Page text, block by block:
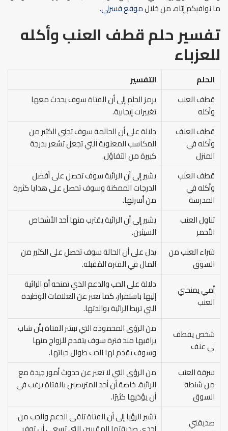
ما نوافيكم إيّاه، من خلالموقع فسرلي.
تفسير حلم قطف العنب وأكله
للعزباء
الحلم
التفسير
قطف العنب
وأكله
يرمز الحلم إلى أن الفتاة سوف يحدث معها
تغييرات إيجابية.
قطف العنف
وأكله في
المنزل
دلالة على أن الحالمة سوف تجني الكثير من
المكاسب المعنوية التي تجعل تشعر بدرجة
كبيرة من التفاؤل.
قطف العنب
وأكله في
المدرسة
يشير إلى أن الرائية سوف تحصل على أفضل
الدرجات الممكنة وسوف تحصل على هدايا كثيرة
من أسرتها.
تناول العنب
الأحمر
يشير إلى أن الرائية يقترب منها أحد الأشخاص
السيئين.
شراء العنب من
السوق
يدل على أن الحالة سوف تحصل على الكثير من
المال في الفترة المُقبلة.
أمي يمنحني
العنب
دلالة على الحب والدعم الذي تمنحه أم الرائية
إليها باستمرار، كما تعبر عن العلاقات الوطيدة
التي تربط الرائية بوالدتها.
شخص يقطف
لي عنف
من الرؤى المحمودة التي تبشر الفتاة بأن شاب
يراقبها منذ فترة سوف يتقدم للزواج منها
وسوف يقدم لها الحب طوال حياتها.
سرقة العنب
من شنطة
السوق
من الرؤى التي لا تعبر عن حدوث أمور جيدة مع
الرائية، خاصة أن أحد المتربصين بالفتاة يرغب في
أن يؤذيها كثيرًا.
صديقتي
تشير الرؤيا إلى أن الفتاة تلقى الدعم والحب من